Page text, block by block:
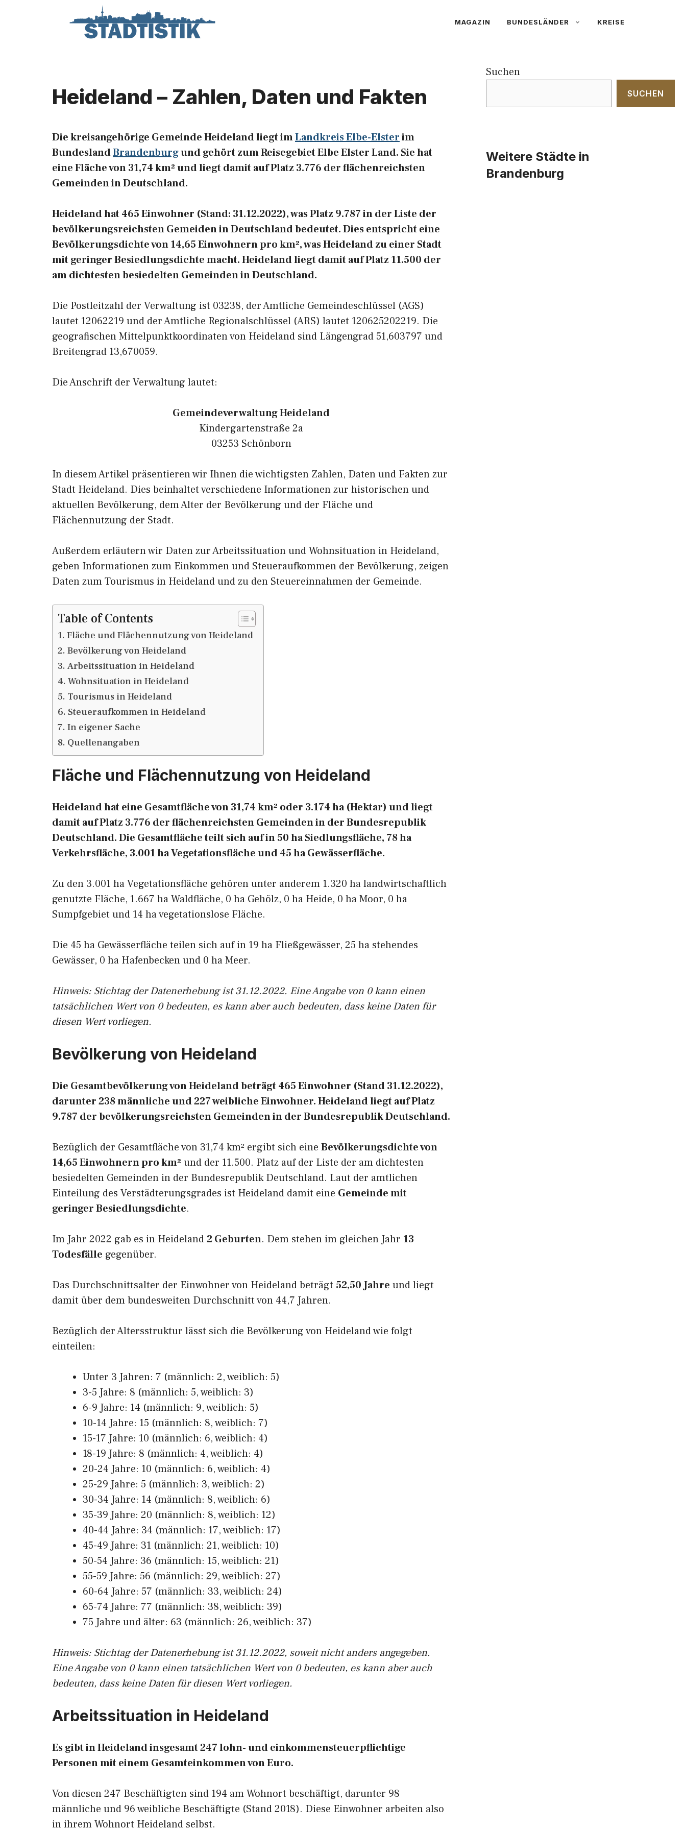
MAGAZIN BUNDESLÄNDER KREISE
Heideland – Zahlen, Daten und Fakten
Die kreisangehörige Gemeinde Heideland liegt imLandkreis Elbe-Elsterim
BundeslandBrandenburgund gehört zum Reisegebiet Elbe Elster Land. Sie hat
eine Fläche von 31,74 km² und liegt damit auf Platz 3.776 der flächenreichsten
Gemeinden in Deutschland.
Heideland hat 465 Einwohner (Stand: 31.12.2022), was Platz 9.787 in der Liste der
bevölkerungsreichsten Gemeiden in Deutschland bedeutet. Dies entspricht eine
Bevölkerungsdichte von 14,65 Einwohnern pro km², was Heideland zu einer Stadt
mit geringer Besiedlungsdichte macht. Heideland liegt damit auf Platz 11.500 der
am dichtesten besiedelten Gemeinden in Deutschland.
Die Postleitzahl der Verwaltung ist 03238, der Amtliche Gemeindeschlüssel (AGS)
lautet 12062219 und der Amtliche Regionalschlüssel (ARS) lautet 120625202219. Die
geografischen Mittelpunktkoordinaten von Heideland sind Längengrad 51,603797 und
Breitengrad 13,670059.
Die Anschrift der Verwaltung lautet:
Gemeindeverwaltung Heideland
Kindergartenstraße 2a
03253 Schönborn
In diesem Artikel präsentieren wir Ihnen die wichtigsten Zahlen, Daten und Fakten zur
Stadt Heideland. Dies beinhaltet verschiedene Informationen zur historischen und
aktuellen Bevölkerung, dem Alter der Bevölkerung und der Fläche und
Flächennutzung der Stadt.
Außerdem erläutern wir Daten zur Arbeitssituation und Wohnsituation in Heideland,
geben Informationen zum Einkommen und Steueraufkommen der Bevölkerung, zeigen
Daten zum Tourismus in Heideland und zu den Steuereinnahmen der Gemeinde.
Table of Contents
Fläche und Flächennutzung von Heideland
Bevölkerung von Heideland
Arbeitssituation in Heideland
Wohnsituation in Heideland
Tourismus in Heideland
Steueraufkommen in Heideland
In eigener Sache
Quellenangaben
Fläche und Flächennutzung von Heideland
Heideland hat eine Gesamtfläche von 31,74 km² oder 3.174 ha (Hektar) und liegt
damit auf Platz 3.776 der flächenreichsten Gemeinden in der Bundesrepublik
Deutschland. Die Gesamtfläche teilt sich auf in 50 ha Siedlungsfläche, 78 ha
Verkehrsfläche, 3.001 ha Vegetationsfläche und 45 ha Gewässerfläche.
Zu den 3.001 ha Vegetationsfläche gehören unter anderem 1.320 ha landwirtschaftlich
genutzte Fläche, 1.667 ha Waldfläche, 0 ha Gehölz, 0 ha Heide, 0 ha Moor, 0 ha
Sumpfgebiet und 14 ha vegetationslose Fläche.
Die 45 ha Gewässerfläche teilen sich auf in 19 ha Fließgewässer, 25 ha stehendes
Gewässer, 0 ha Hafenbecken und 0 ha Meer.
Hinweis: Stichtag der Datenerhebung ist 31.12.2022. Eine Angabe von 0 kann einen
tatsächlichen Wert von 0 bedeuten, es kann aber auch bedeuten, dass keine Daten für
diesen Wert vorliegen.
Bevölkerung von Heideland
Die Gesamtbevölkerung von Heideland beträgt 465 Einwohner (Stand 31.12.2022),
darunter 238 männliche und 227 weibliche Einwohner. Heideland liegt auf Platz
9.787 der bevölkerungsreichsten Gemeinden in der Bundesrepublik Deutschland.
Bezüglich der Gesamtfläche von 31,74 km² ergibt sich eine Bevölkerungsdichte von
14,65 Einwohnern pro km² und der 11.500. Platz auf der Liste der am dichtesten
besiedelten Gemeinden in der Bundesrepublik Deutschland. Laut der amtlichen
Einteilung des Verstädterungsgrades ist Heideland damit eine Gemeinde mit
geringer Besiedlungsdichte.
Im Jahr 2022 gab es in Heideland2 Geburten. Dem stehen im gleichen Jahr 13
Todesfälle gegenüber.
Das Durchschnittsalter der Einwohner von Heideland beträgt 52,50 Jahre und liegt
damit über dem bundesweiten Durchschnitt von 44,7 Jahren.
Bezüglich der Altersstruktur lässt sich die Bevölkerung von Heideland wie folgt
einteilen:
Unter 3 Jahren: 7 (männlich: 2, weiblich: 5)
3-5 Jahre: 8 (männlich: 5, weiblich: 3)
6-9 Jahre: 14 (männlich: 9, weiblich: 5)
10-14 Jahre: 15 (männlich: 8, weiblich: 7)
15-17 Jahre: 10 (männlich: 6, weiblich: 4)
18-19 Jahre: 8 (männlich: 4, weiblich: 4)
20-24 Jahre: 10 (männlich: 6, weiblich: 4)
25-29 Jahre: 5 (männlich: 3, weiblich: 2)
30-34 Jahre: 14 (männlich: 8, weiblich: 6)
35-39 Jahre: 20 (männlich: 8, weiblich: 12)
40-44 Jahre: 34 (männlich: 17, weiblich: 17)
45-49 Jahre: 31 (männlich: 21, weiblich: 10)
50-54 Jahre: 36 (männlich: 15, weiblich: 21)
55-59 Jahre: 56 (männlich: 29, weiblich: 27)
60-64 Jahre: 57 (männlich: 33, weiblich: 24)
65-74 Jahre: 77 (männlich: 38, weiblich: 39)
75 Jahre und älter: 63 (männlich: 26, weiblich: 37)
Hinweis: Stichtag der Datenerhebung ist 31.12.2022, soweit nicht anders angegeben.
Eine Angabe von 0 kann einen tatsächlichen Wert von 0 bedeuten, es kann aber auch
bedeuten, dass keine Daten für diesen Wert vorliegen.
Arbeitssituation in Heideland
Es gibt in Heideland insgesamt 247 lohn- und einkommensteuerpflichtige
Personen mit einem Gesamteinkommen von Euro.
Von diesen 247 Beschäftigten sind 194 am Wohnort beschäftigt, darunter 98
männliche und 96 weibliche Beschäftigte (Stand 2018). Diese Einwohner arbeiten also
in ihrem Wohnort Heideland selbst.
Suchen
SUCHEN
Weitere Städte in
Brandenburg